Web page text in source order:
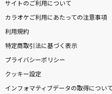
サイトのご利用について
カラオケご利用にあたっての注意事項
利用規約
特定商取引法に基づく表示
プライバシーポリシー
クッキー設定
インフォマティブデータの取得について